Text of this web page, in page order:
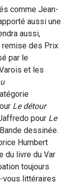
comme Jean-
aussi une
aussi,
remise des Prix
par le
et les
Le détour
pour Le
dessinée.
Humbert
du livre du Var
toujours
vous littéraires